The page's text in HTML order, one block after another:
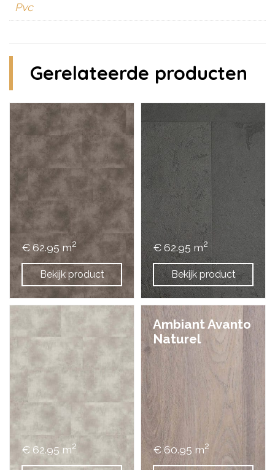
Pvc
Gerelateerde producten
Bekijk product
€ 62.95 m2
Bekijk product
€ 62.95 m2
€ 62.95 m2
Ambiant Avanto
Naturel
€ 60.95 m2